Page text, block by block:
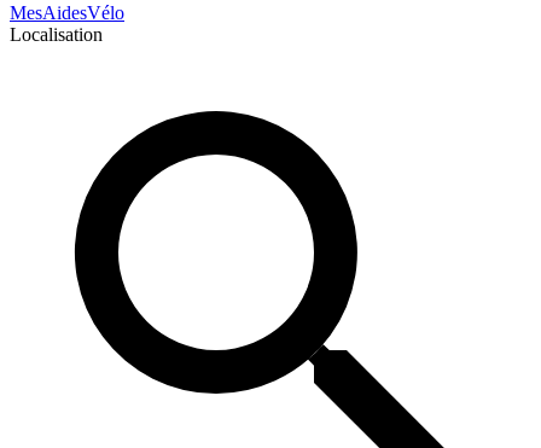
MesAidesVélo
Localisation